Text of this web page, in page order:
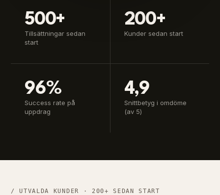
500+
Tillsättningar sedan
start
200+
Kunder sedan start
96%
Success rate på
uppdrag
4,9
Snittbetyg i omdöme
(av 5)
/ UTVALDA KUNDER · 200+ SEDAN START